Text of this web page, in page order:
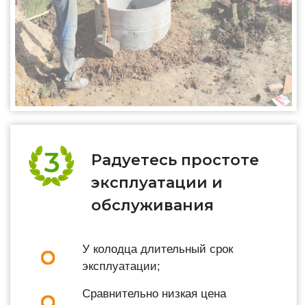
Радуетесь простоте
эксплуатации и
обслуживания
У колодца длительный срок
эксплуатации;
Сравнительно низкая цена